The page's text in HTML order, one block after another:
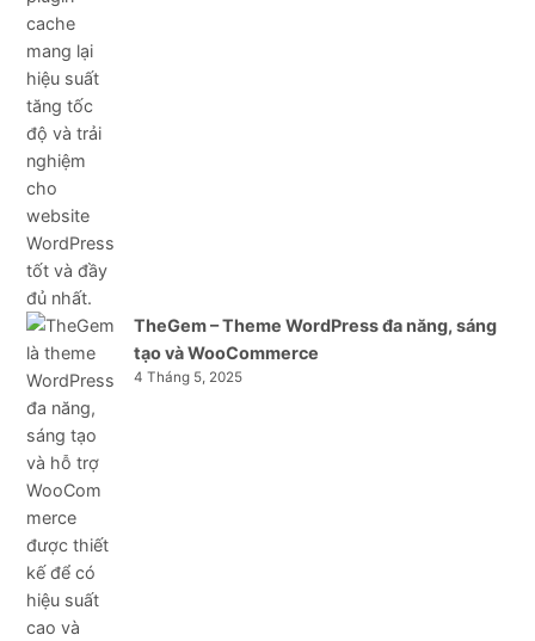
TheGem – Theme WordPress đa năng, sáng
tạo và WooCommerce
4 Tháng 5, 2025